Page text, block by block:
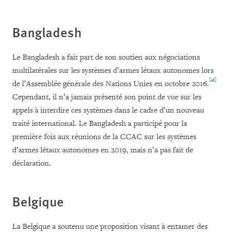
Bangladesh
Le Bangladesh a fait part de son soutien aux négociations
multilatérales sur les systèmes d’armes létaux autonomes lors
de l’Assemblée générale des Nations Unies en octobre 2016.[43]
Cependant, il n’a jamais présenté son point de vue sur les
appels à interdire ces systèmes dans le cadre d’un nouveau
traité international. Le Bangladesh a participé pour la
première fois aux réunions de la CCAC sur les systèmes
d’armes létaux autonomes en 2019, mais n’a pas fait de
déclaration.
Belgique
La Belgique a soutenu une proposition visant à entamer des